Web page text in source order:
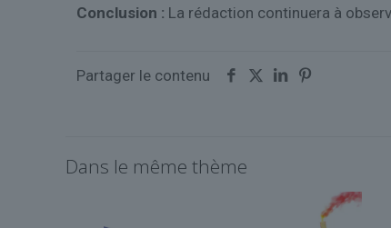
Conclusion : La rédaction continuera à
Partager le contenu
Dans le même thème